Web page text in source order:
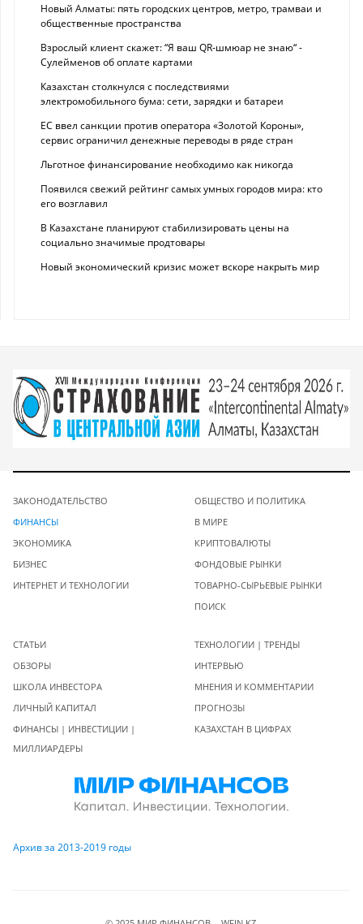
Новый Алматы: пять городских центров, метро, трамваи и
общественные пространства
Взрослый клиент скажет: “Я ваш QR-шмюар не знаю“ -
Сулейменов об оплате картами
Казахстан столкнулся с последствиями
электромобильного бума: сети, зарядки и батареи
ЕС ввел санкции против оператора «Золотой Короны»,
сервис ограничил денежные переводы в ряде стран
Льготное финансирование необходимо как никогда
Появился свежий рейтинг самых умных городов мира: кто
его возглавил
В Казахстане планируют стабилизировать цены на
социально значимые продтовары
Новый экономический кризис может вскоре накрыть мир
ЗАКОНОДАТЕЛЬСТВО
ФИНАНСЫ
ЭКОНОМИКА
БИЗНЕС
ИНТЕРНЕТ И ТЕХНОЛОГИИ
ОБЩЕСТВО И ПОЛИТИКА
В МИРЕ
КРИПТОВАЛЮТЫ
ФОНДОВЫЕ РЫНКИ
ТОВАРНО-СЫРЬЕВЫЕ РЫНКИ
ПОИСК
СТАТЬИ
ОБЗОРЫ
ШКОЛА ИНВЕСТОРА
ЛИЧНЫЙ КАПИТАЛ
ФИНАНСЫ | ИНВЕСТИЦИИ |
МИЛЛИАРДЕРЫ
ТЕХНОЛОГИИ | ТРЕНДЫ
ИНТЕРВЬЮ
МНЕНИЯ И КОММЕНТАРИИ
ПРОГНОЗЫ
КАЗАХСТАН В ЦИФРАХ
Архив за 2013-2019 годы